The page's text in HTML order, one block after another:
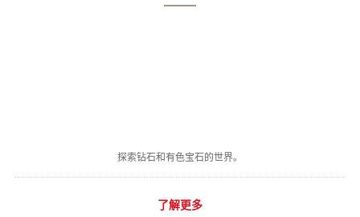
探索钻石和有色宝石的世界。
了解更多